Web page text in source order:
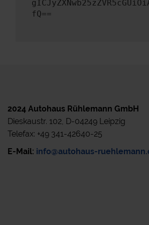
fQ==
2024 Autohaus Rühlemann GmbH
Dieskaustr. 102, D-04249 Leipzig
Telefax: +49 341-42640-25
E-Mail: info@autohaus-